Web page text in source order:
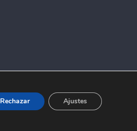
Rechazar Ajustes